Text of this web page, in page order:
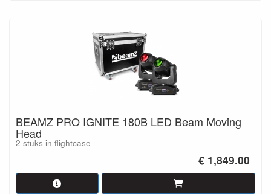
BEAMZ PRO IGNITE 180B LED Beam Moving
Head
2 stuks in flightcase
€ 1,849.00